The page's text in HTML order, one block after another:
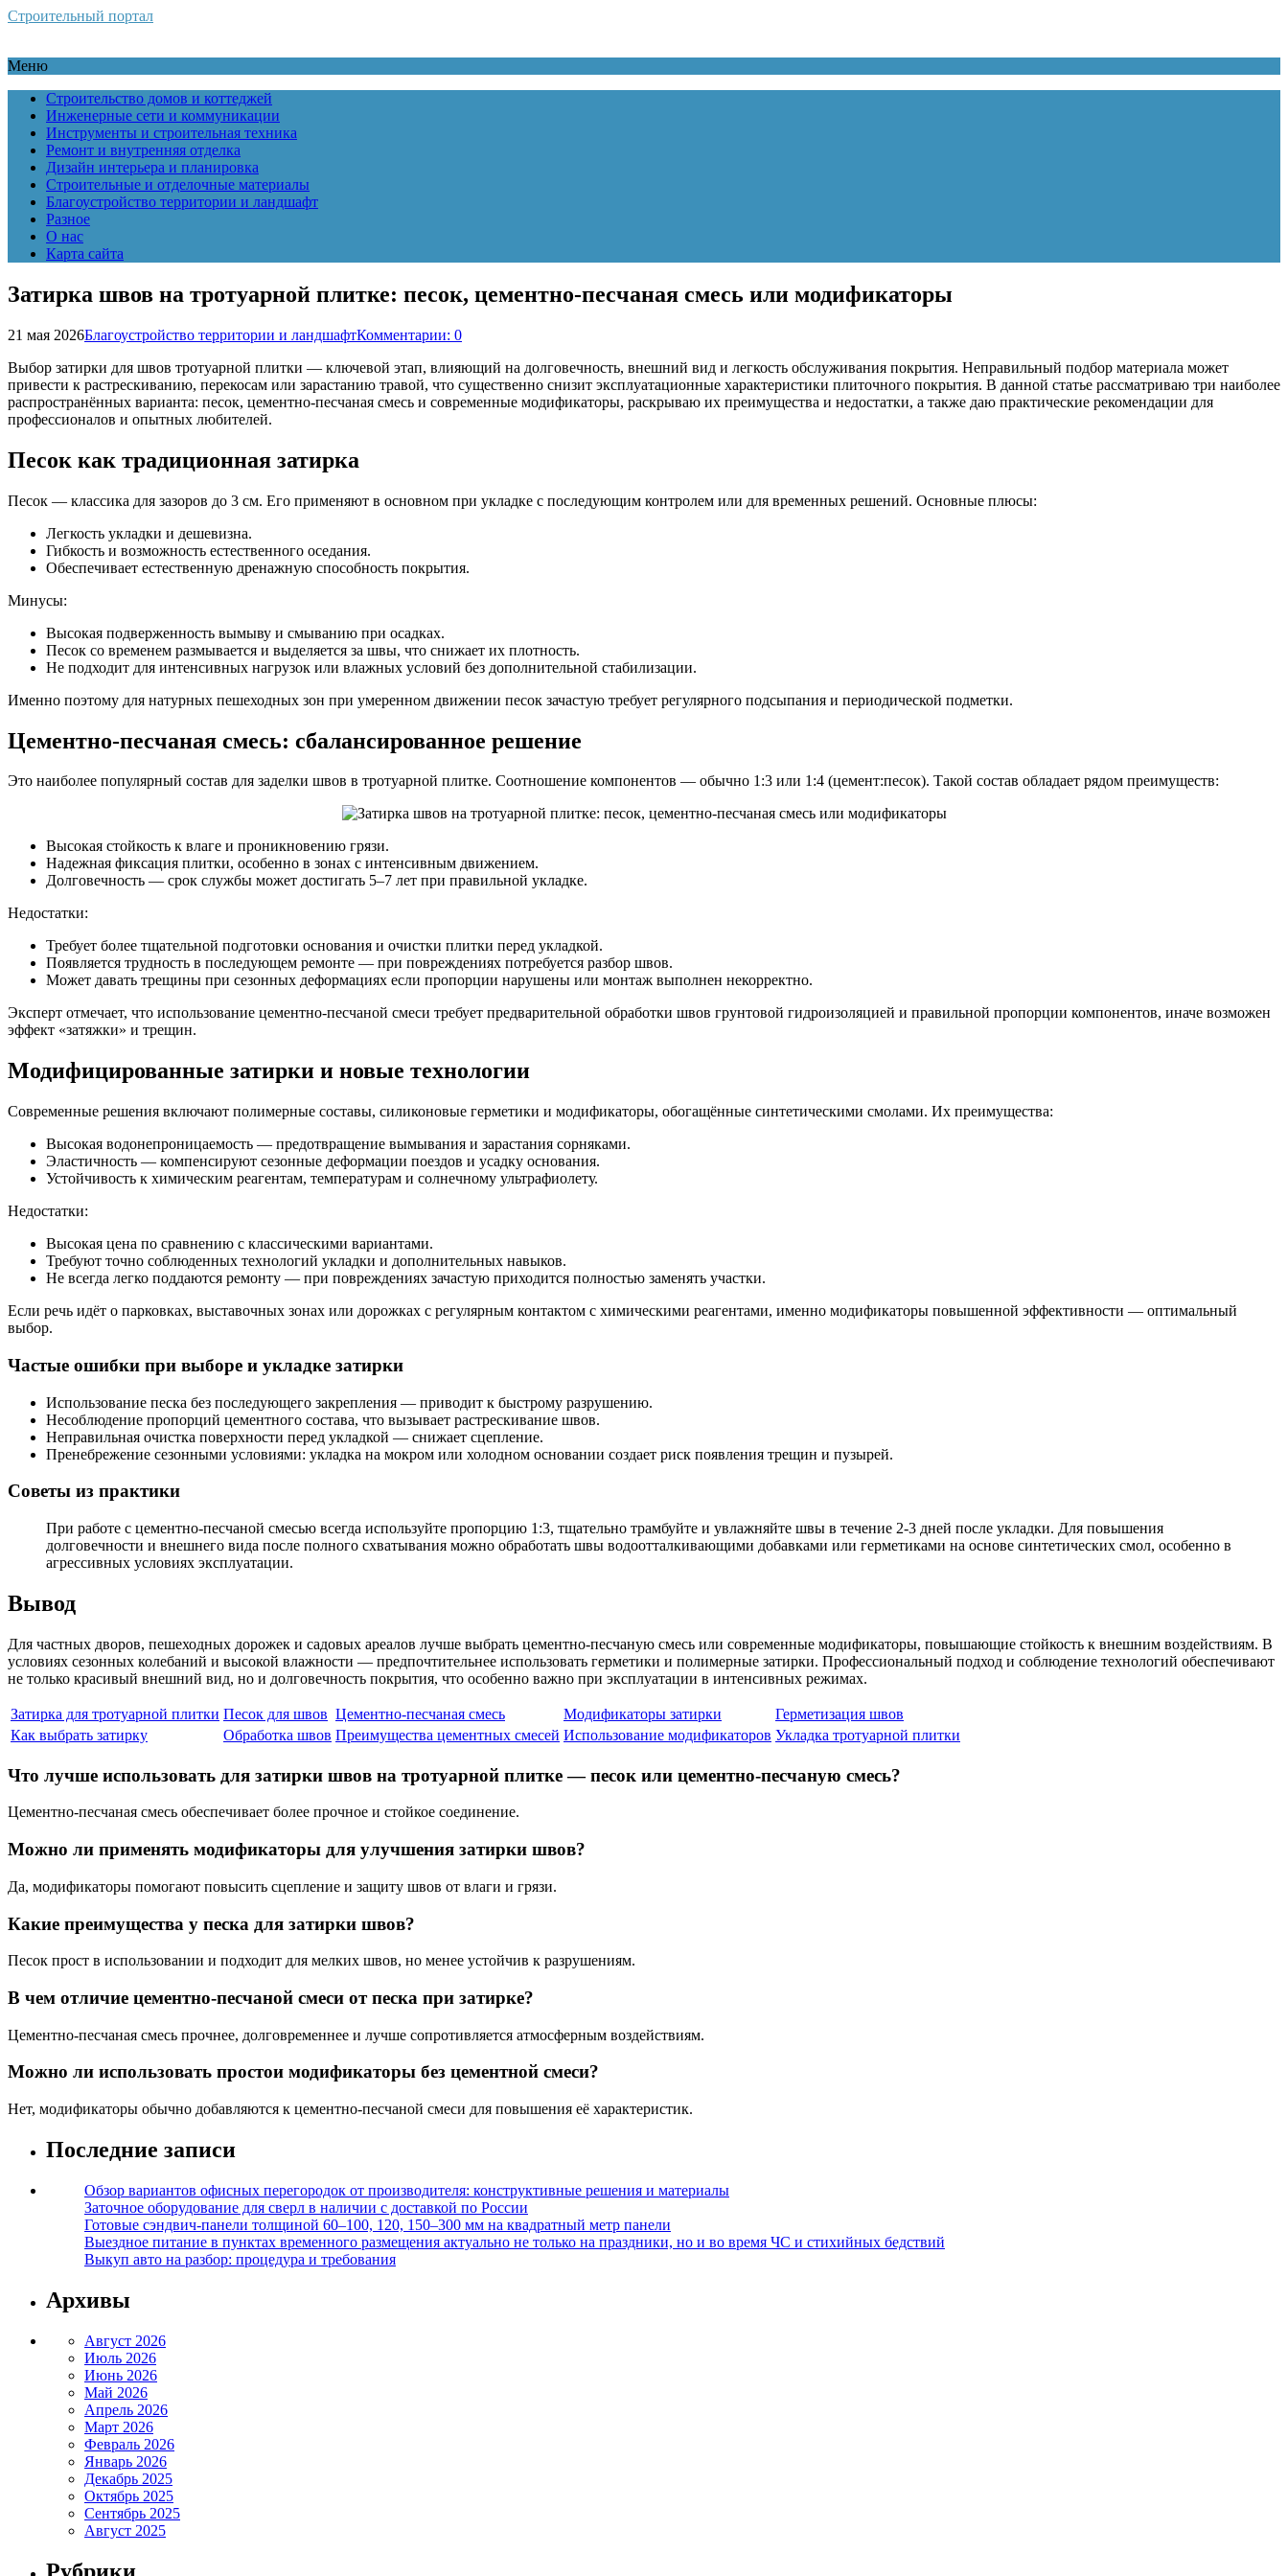
Строительный портал
Меню
Строительство домов и коттеджей
Инженерные сети и коммуникации
Инструменты и строительная техника
Ремонт и внутренняя отделка
Дизайн интерьера и планировка
Строительные и отделочные материалы
Благоустройство территории и ландшафт
Разное
О нас
Карта сайта
Затирка швов на тротуарной плитке: песок, цементно-песчаная смесь или модификаторы
21 мая 2026Благоустройство территории и ландшафтКомментарии: 0
Выбор затирки для швов тротуарной плитки — ключевой этап, влияющий на долговечность, внешний вид и легкость обслуживания покрытия. Неправильный подбор материала может
привести к растрескиванию, перекосам или зарастанию травой, что существенно снизит эксплуатационные характеристики плиточного покрытия. В данной статье рассматриваю три наиболее
распространённых варианта: песок, цементно-песчаная смесь и современные модификаторы, раскрываю их преимущества и недостатки, а также даю практические рекомендации для
профессионалов и опытных любителей.
Песок как традиционная затирка
Песок — классика для зазоров до 3 см. Его применяют в основном при укладке с последующим контролем или для временных решений. Основные плюсы:
Легкость укладки и дешевизна.
Гибкость и возможность естественного оседания.
Обеспечивает естественную дренажную способность покрытия.
Минусы:
Высокая подверженность вымыву и смыванию при осадках.
Песок со временем размывается и выделяется за швы, что снижает их плотность.
Не подходит для интенсивных нагрузок или влажных условий без дополнительной стабилизации.
Именно поэтому для натурных пешеходных зон при умеренном движении песок зачастую требует регулярного подсыпания и периодической подметки.
Цементно-песчаная смесь: сбалансированное решение
Это наиболее популярный состав для заделки швов в тротуарной плитке. Соотношение компонентов — обычно 1:3 или 1:4 (цемент:песок). Такой состав обладает рядом преимуществ:
Высокая стойкость к влаге и проникновению грязи.
Надежная фиксация плитки, особенно в зонax с интенсивным движением.
Долговечность — срок службы может достигать 5–7 лет при правильной укладке.
Недостатки:
Требует более тщательной подготовки основания и очистки плитки перед укладкой.
Появляется трудность в последующем ремонте — при повреждениях потребуется разбор швов.
Может давать трещины при сезонных деформациях если пропорции нарушены или монтаж выполнен некорректно.
Эксперт отмечает, что использование цементно-песчаной смеси требует предварительной обработки швов грунтовой гидроизоляцией и правильной пропорции компонентов, иначе возможен
эффект «затяжки» и трещин.
Модифицированные затирки и новые технологии
Современные решения включают полимерные составы, силиконовые герметики и модификаторы, обогащённые синтетическими смолами. Их преимущества:
Высокая водонепроницаемость — предотвращение вымывания и зарастания сорняками.
Эластичность — компенсируют сезонные деформации поездов и усадку основания.
Устойчивость к химическим реагентам, температурам и солнечному ультрафиолету.
Недостатки:
Высокая цена по сравнению с классическими вариантами.
Требуют точно соблюденных технологий укладки и дополнительных навыков.
Не всегда легко поддаются ремонту — при повреждениях зачастую приходится полностью заменять участки.
Если речь идёт о парковках, выставочных зонах или дорожках с регулярным контактом с химическими реагентами, именно модификаторы повышенной эффективности — оптимальный
выбор.
Частые ошибки при выборе и укладке затирки
Использование песка без последующего закрепления — приводит к быстрому разрушению.
Несоблюдение пропорций цементного состава, что вызывает растрескивание швов.
Неправильная очистка поверхности перед укладкой — снижает сцепление.
Пренебрежение сезонными условиями: укладка на мокром или холодном основании создает риск появления трещин и пузырей.
Советы из практики
При работе с цементно-песчаной смесью всегда используйте пропорцию 1:3, тщательно трамбуйте и увлажняйте швы в течение 2-3 дней после укладки. Для повышения
долговечности и внешнего вида после полного схватывания можно обработать швы водоотталкивающими добавками или герметиками на основе синтетических смол, особенно в
агрессивных условиях эксплуатации.
Вывод
Для частных дворов, пешеходных дорожек и садовых ареалов лучше выбрать цементно-песчаную смесь или современные модификаторы, повышающие стойкость к внешним воздействиям. В
условиях сезонных колебаний и высокой влажности — предпочтительнее использовать герметики и полимерные затирки. Профессиональный подход и соблюдение технологий обеспечивают
не только красивый внешний вид, но и долговечность покрытия, что особенно важно при эксплуатации в интенсивных режимах.
Затирка для тротуарной плитки Песок для швов Цементно-песчаная смесь Модификаторы затирки
Герметизация швов
Как выбрать затирку
Обработка швов Преимущества цементных смесей Использование модификаторов Укладка тротуарной плитки
Что лучше использовать для затирки швов на тротуарной плитке — песок или цементно-песчаную смесь?
Цементно-песчаная смесь обеспечивает более прочное и стойкое соединение.
Можно ли применять модификаторы для улучшения затирки швов?
Да, модификаторы помогают повысить сцепление и защиту швов от влаги и грязи.
Какие преимущества у песка для затирки швов?
Песок прост в использовании и подходит для мелких швов, но менее устойчив к разрушениям.
В чем отличие цементно-песчаной смеси от песка при затирке?
Цементно-песчаная смесь прочнее, долговременнее и лучше сопротивляется атмосферным воздействиям.
Можно ли использовать простои модификаторы без цементной смеси?
Нет, модификаторы обычно добавляются к цементно-песчаной смеси для повышения её характеристик.
Последние записи
Обзор вариантов офисных перегородок от производителя: конструктивные решения и материалы
Заточное оборудование для сверл в наличии с доставкой по России
Готовые сэндвич-панели толщиной 60–100, 120, 150–300 мм на квадратный метр панели
Выездное питание в пунктах временного размещения актуально не только на праздники, но и во время ЧС и стихийных бедствий
Выкуп авто на разбор: процедура и требования
Архивы
Август 2026
Июль 2026
Июнь 2026
Май 2026
Апрель 2026
Март 2026
Февраль 2026
Январь 2026
Декабрь 2025
Октябрь 2025
Сентябрь 2025
Август 2025
Рубрики